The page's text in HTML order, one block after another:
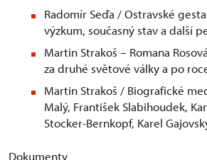
Radomír Seďa / Ostravské
výzkum, současný stav a další
Martin Strakoš – Romana
za druhé světové války a po
Martin Strakoš / Biografické
Malý, František Slabihoudek,
Stocker-Bernkopf, Karel
Dokumenty